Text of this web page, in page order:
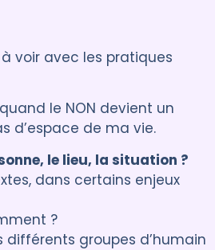
voir avec les pratiques
quand le NON devient un
d’espace de ma vie.
le lieu, la situation ?
dans certains enjeux
?
différents groupes d’humain